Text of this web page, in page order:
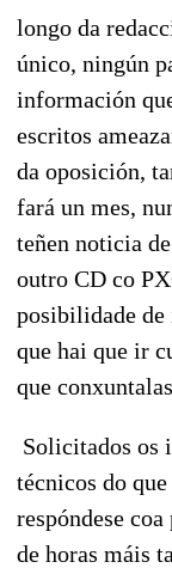
longo da
único, ningún
información
escritos
da oposición,
fará un mes,
teñen noticia
outro CD co
posibilidade
que hai que ir
que
Solicitados os
técnicos do
respóndese
de horas máis